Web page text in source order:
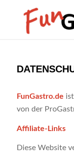
FunGastro.de
von der
Affiliate-Links
Diese Website